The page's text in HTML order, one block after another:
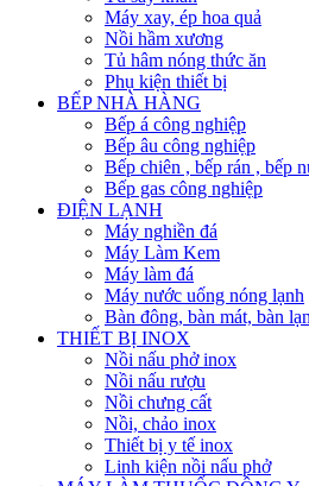
Máy xay, ép hoa quả
Nồi hầm xương
Tủ hâm nóng thức ăn
Phụ kiện thiết bị
BẾP NHÀ HÀNG
Bếp á công nghiệp
Bếp âu công nghiệp
Bếp chiên , bếp rán , bếp
Bếp gas công nghiệp
ĐIỆN LẠNH
Máy nghiền đá
Máy Làm Kem
Máy làm đá
Máy nước uống nóng lạnh
Bàn đông, bàn mát, bàn
THIẾT BỊ INOX
Nồi nấu phở inox
Nồi nấu rượu
Nồi chưng cất
Nồi, chảo inox
Thiết bị y tế inox
Linh kiện nồi nấu phở